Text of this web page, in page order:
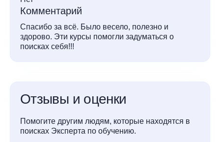
Комментарий
Спасибо за всё. Было весело, полезно и
здорово. Эти курсы помогли задуматься о
поисках себя!!!
Отзывы и оценки
Помогите другим людям, которые находятся в
поисках Эксперта по обучению.